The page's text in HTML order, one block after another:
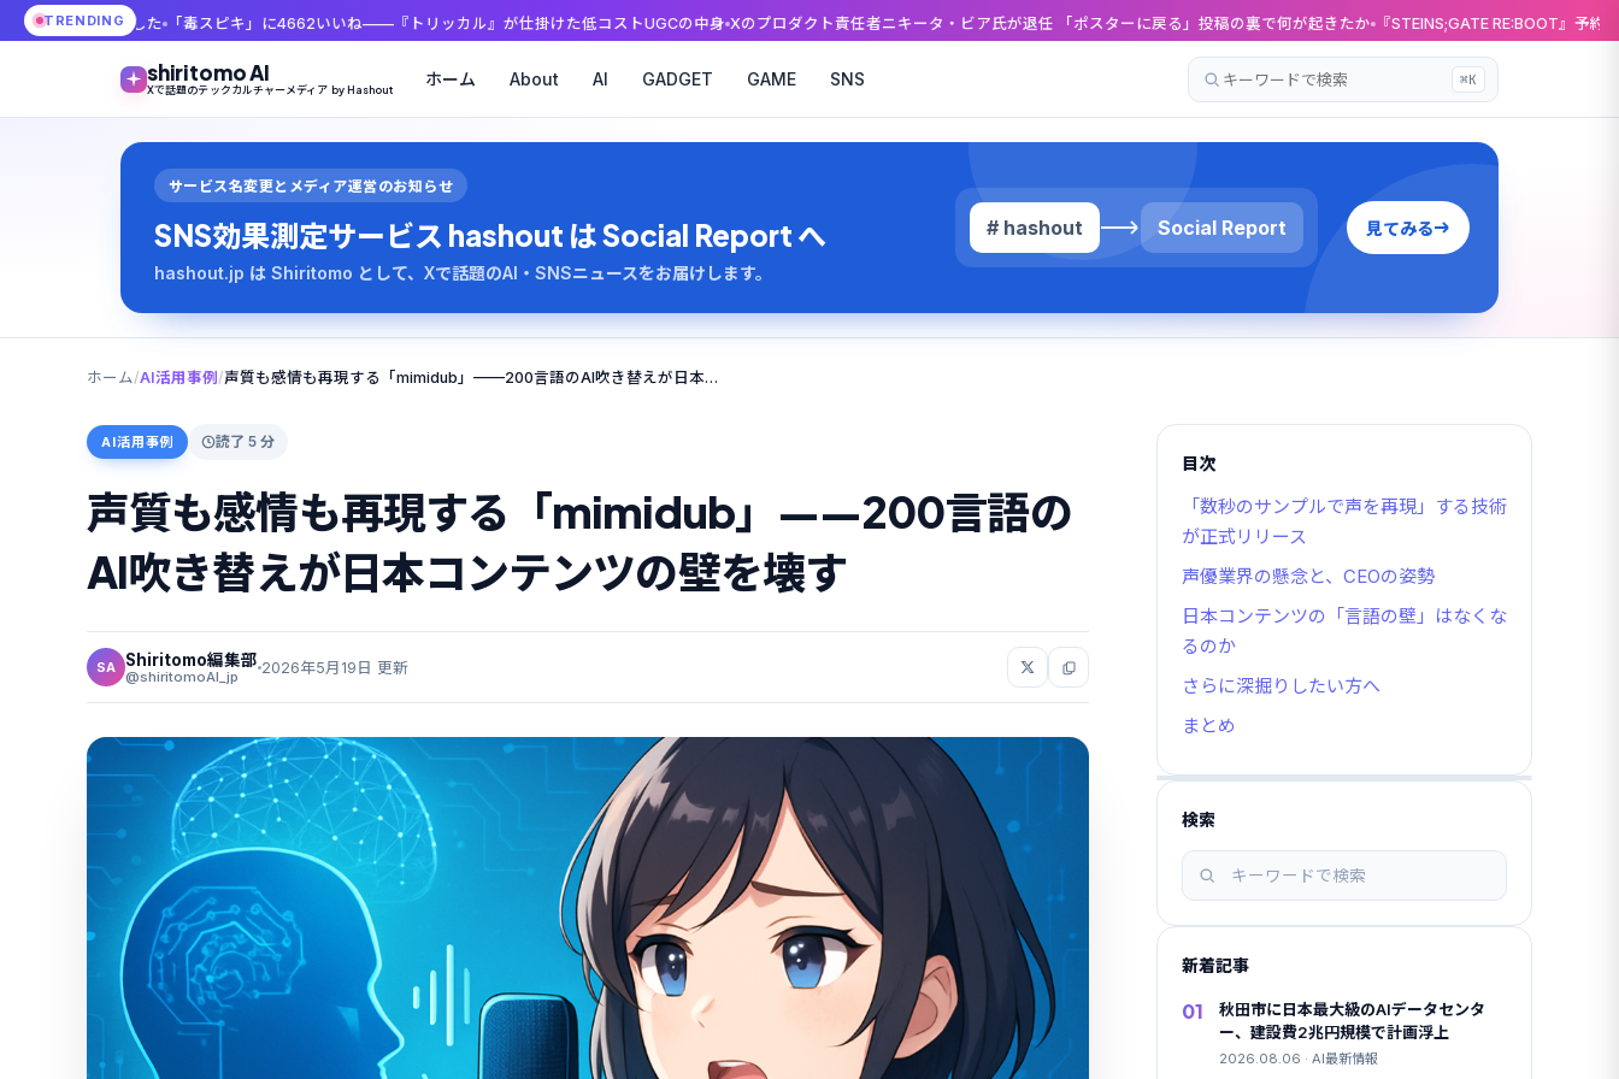
TRENDING
「毒スピキ」に4662いいね——『トリッカル』が仕掛けた低コストUGCの中身 Xのプロダクト責任者ニキータ・ビア氏が退任 「ポスターに戻る」投稿の裏で何が起きたか 『STEINS;GATE RE:BOOT』予約開始、γ世界線ルート
shiritomo AI
Xで話題のテックカルチャーメディア by Hashout
ホーム About AI GADGET GAME SNS
記
事
を
⌘K
サービス名変更とメディア運営のお知らせ
SNS効果測定サービス hashout は Social Report へ
hashout.jp は Shiritomo として、Xで話題のAI・SNSニュースをお届けします。
# hashout Social Report 見てみる
ホーム/AI活用事例/ 声質も感情も再現する「mimidub」——200言語のAI吹き替えが日本コンテンツの壁を壊す
AI活用事例 読了 5 分
声質も感情も再現する「mimidub」——200言語の
AI吹き替えが日本コンテンツの壁を壊す
SA Shiritomo編集部
@shiritomoAI_jp 2026年5月19日 更新
目次
「数秒のサンプルで声を再現」する技術
が正式リリース
声優業界の懸念と、CEOの姿勢
日本コンテンツの「言語の壁」はなくな
るのか
さらに深掘りしたい方へ
まとめ
検索
記
事
を
検
新着記事
01
秋田市に日本最大級のAIデータセンタ
ー、建設費2兆円規模で計画浮上
2026.08.06 · AI最新情報